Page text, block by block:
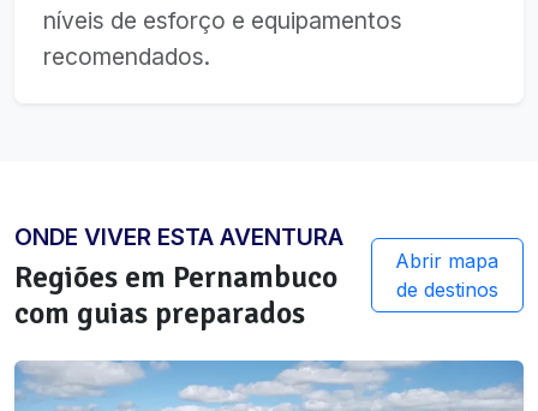
níveis de esforço e equipamentos
recomendados.
ONDE VIVER ESTA AVENTURA
Regiões em Pernambuco
com guias preparados
Abrir mapa
de destinos